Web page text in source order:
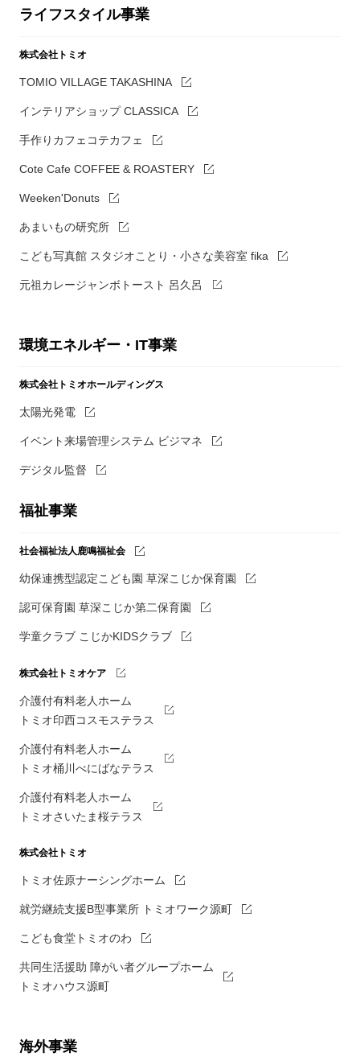
ライフスタイル事業
株式会社トミオ
TOMIO VILLAGE TAKASHINA
インテリアショップ CLASSICA
手作りカフェコテカフェ
Cote Cafe COFFEE & ROASTERY
Weeken'Donuts
あまいもの研究所
こども写真館 スタジオことり・小さな美容室 fika
元祖カレージャンボトースト 呂久呂
環境エネルギー・IT事業
株式会社トミオホールディングス
太陽光発電
イベント来場管理システム ビジマネ
デジタル監督
福祉事業
社会福祉法人鹿鳴福祉会
幼保連携型認定こども園 草深こじか保育園
認可保育園 草深こじか第二保育園
学童クラブ こじかKIDSクラブ
株式会社トミオケア
介護付有料老人ホーム
トミオ印西コスモステラス
介護付有料老人ホーム
トミオ桶川べにばなテラス
介護付有料老人ホーム
トミオさいたま桜テラス
株式会社トミオ
トミオ佐原ナーシングホーム
就労継続支援B型事業所 トミオワーク源町
こども食堂トミオのわ
共同生活援助 障がい者グループホーム
トミオハウス源町
海外事業